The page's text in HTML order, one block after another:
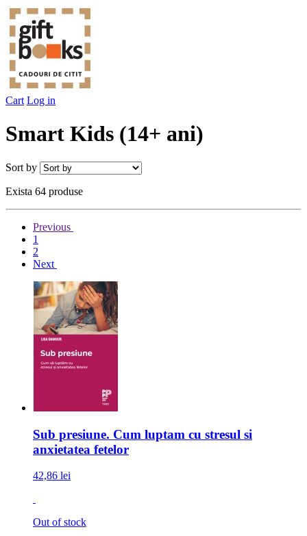
Cart Log in
Smart Kids (14+ ani)
Sort by
Exista 64 produse
Previous
1
2
Next
Sub presiune. Cum luptam cu stresul si
anxietatea fetelor
42,86 lei
Out of stock